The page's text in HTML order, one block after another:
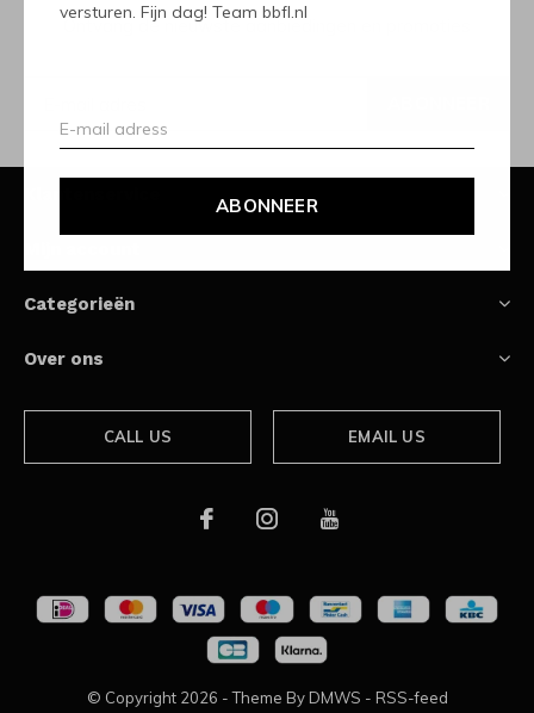
versturen. Fijn dag! Team bbfl.nl
ABONNEER
Ontvang de nieuwste aanbiedingen en promoties
Categorieën
Over ons
CALL US EMAIL US
© Copyright 2026 - Theme By DMWS - RSS-feed